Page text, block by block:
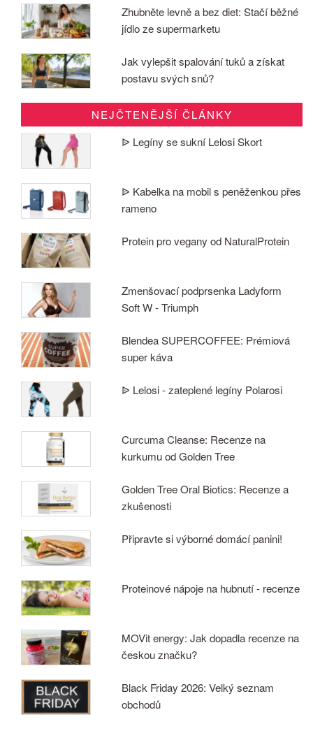
Zhubněte levně a bez diet: Stačí běžné
jídlo ze supermarketu
Jak vylepšit spalování tuků a získat
postavu svých snů?
NEJČTENĚJŠÍ ČLÁNKY
ᐉ Legíny se sukní Lelosi Skort
ᐉ Kabelka na mobil s peněženkou přes
rameno
Protein pro vegany od NaturalProtein
Zmenšovací podprsenka Ladyform
Soft W - Triumph
Blendea SUPERCOFFEE: Prémiová
super káva
ᐉ Lelosi - zateplené legíny Polarosi
Curcuma Cleanse: Recenze na
kurkumu od Golden Tree
Golden Tree Oral Biotics: Recenze a
zkušenosti
Připravte si výborné domácí panini!
Proteinové nápoje na hubnutí - recenze
MOVit energy: Jak dopadla recenze na
českou značku?
Black Friday 2026: Velký seznam
obchodů